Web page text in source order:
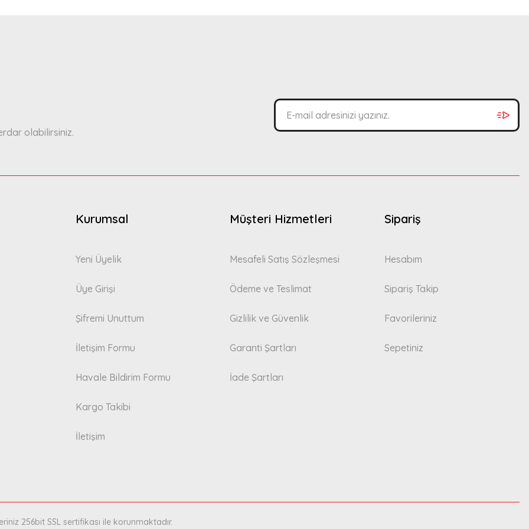
olabilirsiniz.
Kurumsal
Yeni Üyelik
Üye Girişi
Şifremi Unuttum
İletişim Formu
Havale Bildirim Formu
Kargo Takibi
İletişim
Müşteri Hizmetleri
Mesafeli Satış Sözleşmesi
Ödeme ve Teslimat
Gizlilik ve Güvenlik
Garanti Şartları
İade Şartları
Sipariş
Hesabım
Sipariş Takip
Favorileriniz
Sepetiniz
256bit SSL sertifikası ile korunmaktadır.